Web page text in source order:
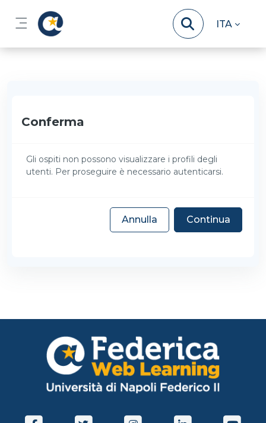
Pannello laterale
ITA
Conferma
Gli ospiti non possono visualizzare i profili degli
utenti. Per proseguire è necessario autenticarsi.
Annulla Continua